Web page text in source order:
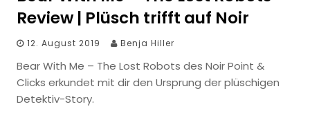
Review | Plüsch trifft auf Noir
12. August 2019 Benja Hiller
Bear With Me – The Lost Robots des Noir Point &
Clicks erkundet mit dir den Ursprung der plüschigen
Detektiv-Story.